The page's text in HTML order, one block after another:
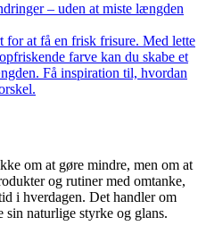
– uden at miste længden
at få en frisk frisure. Med lette
farve kan du skabe et
Få inspiration til, hvordan
om at gøre mindre, men om at
og rutiner med omtanke,
i hverdagen. Det handler om
sin naturlige styrke og glans.